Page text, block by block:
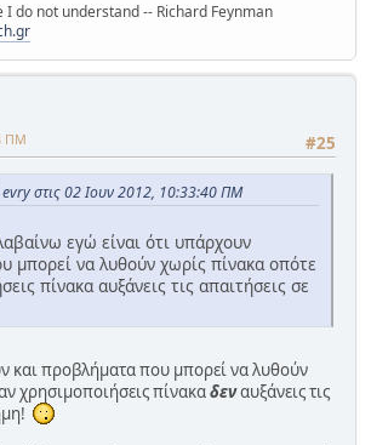
do not understand -- Richard Feynman
#25
ΠΜ
στις 02 Ιουν 2012, 10:33:40 ΠΜ
εγώ είναι ότι υπάρχουν
μπορεί να λυθούν χωρίς πίνακα οπότε
πίνακα αυξάνεις τις απαιτήσεις σε
και προβλήματα που μπορεί να λυθούν
χρησιμοποιήσεις πίνακαδεναυξάνεις τις